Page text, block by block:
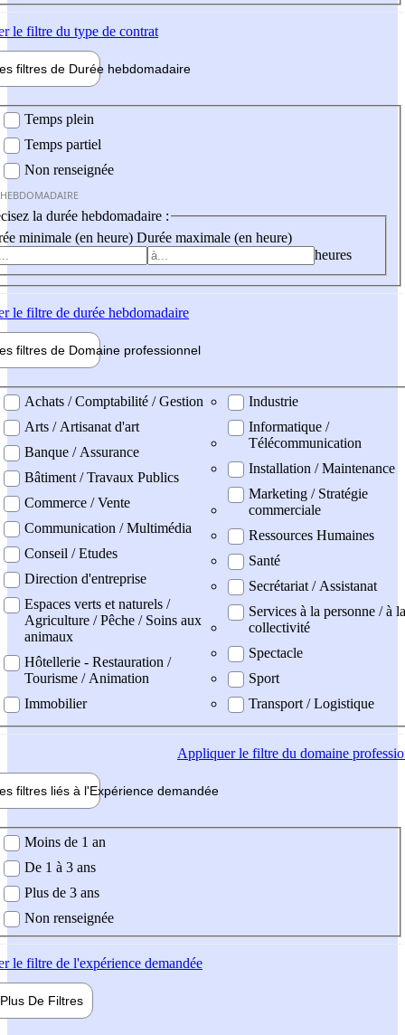
le filtre du type de contrat
filtres de Durée hebdomadaire
Temps plein
Temps partiel
Non renseignée
la durée hebdomadaire :
minimale (en heure) Durée maximale (en heure)
heures
le filtre de durée hebdomadaire
filtres de Domaine professionnel
professionel
Achats / Comptabilité / Gestion
Arts / Artisanat d'art
Banque / Assurance
Bâtiment / Travaux Publics
Commerce / Vente
Communication / Multimédia
Conseil / Etudes
Direction d'entreprise
Espaces verts et naturels /
Agriculture / Pêche / Soins aux
animaux
Hôtellerie - Restauration /
Tourisme / Animation
Immobilier
Industrie
Informatique /
Télécommunication
Installation / Maintenance
Marketing / Stratégie
commerciale
Ressources Humaines
Santé
Secrétariat / Assistanat
Services à la personne / à la
collectivité
Spectacle
Sport
Transport / Logistique
Appliquerle filtre du domaine
filtres liés à l'Expérience demandée
demandée
Moins de 1 an
De 1 à 3 ans
Plus de 3 ans
Non renseignée
le filtre de l'expérience demandée
Plus De Filtres